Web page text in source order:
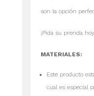
son la opción
¡Pida su prenda
MATERIALES:
Este producto
cual es especial